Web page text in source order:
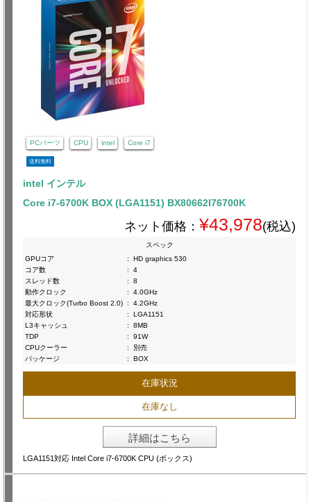
PCパーツ CPU intel Core i7
送料無料
intel インテル
Core i7-6700K BOX (LGA1151) BX80662I76700K
ネット価格： ¥43,978(税込)
スペック
GPUコア
:
HD graphics 530
コア数
:
4
スレッド数
:
8
動作クロック
:
4.0GHz
最大クロック(Turbo Boost 2.0) :
4.2GHz
対応形状
:
LGA1151
L3キャッシュ
:
8MB
TDP
:
91W
CPUクーラー
:
別売
パッケージ
: BOX
在庫状況
在庫なし
詳細はこちら
LGA1151対応 Intel Core i7-6700K CPU (ボックス)